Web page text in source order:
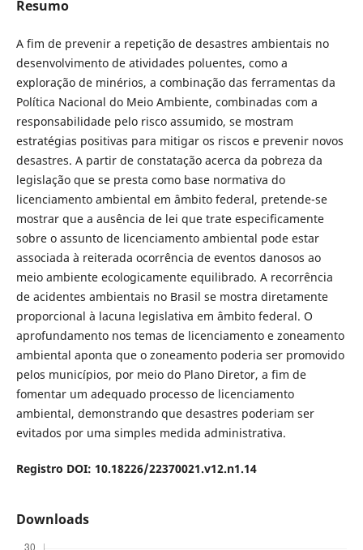
Resumo
A fim de prevenir a repetição de desastres ambientais no
desenvolvimento de atividades poluentes, como a
exploração de minérios, a combinação das ferramentas da
Política Nacional do Meio Ambiente, combinadas com a
responsabilidade pelo risco assumido, se mostram
estratégias positivas para mitigar os riscos e prevenir novos
desastres. A partir de constatação acerca da pobreza da
legislação que se presta como base normativa do
licenciamento ambiental em âmbito federal, pretende-se
mostrar que a ausência de lei que trate especificamente
sobre o assunto de licenciamento ambiental pode estar
associada à reiterada ocorrência de eventos danosos ao
meio ambiente ecologicamente equilibrado. A recorrência
de acidentes ambientais no Brasil se mostra diretamente
proporcional à lacuna legislativa em âmbito federal. O
aprofundamento nos temas de licenciamento e zoneamento
ambiental aponta que o zoneamento poderia ser promovido
pelos municípios, por meio do Plano Diretor, a fim de
fomentar um adequado processo de licenciamento
ambiental, demonstrando que desastres poderiam ser
evitados por uma simples medida administrativa.
Registro DOI: 10.18226/22370021.v12.n1.14
Downloads